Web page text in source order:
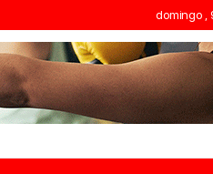
domingo ,